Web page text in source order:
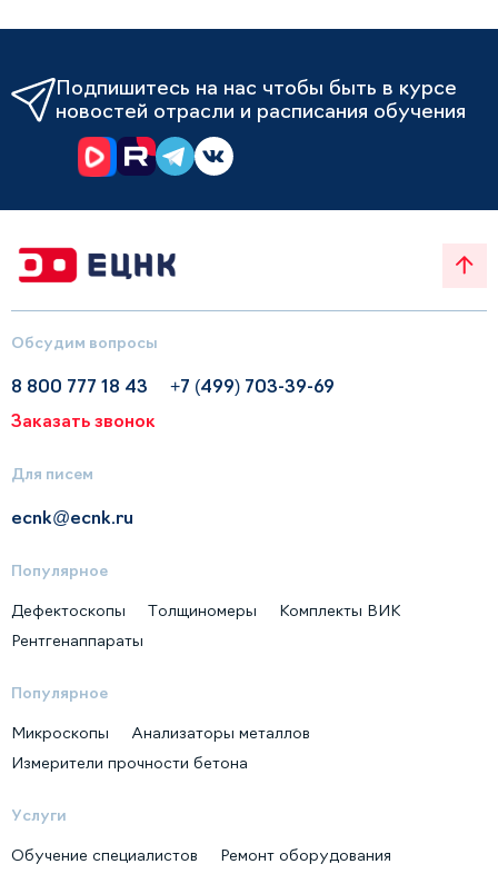
Подпишитесь на нас чтобы быть в курсе
новостей отрасли и расписания обучения
Обсудим вопросы
8 800 777 18 43
+7 (499) 703-39-69
Заказать звонок
Для писем
ecnk@ecnk.ru
Популярное
Дефектоскопы Толщиномеры
Комплекты ВИК
Рентгенаппараты
Популярное
Микроскопы
Анализаторы металлов
Измерители прочности бетона
Услуги
Обучение специалистов
Ремонт оборудования